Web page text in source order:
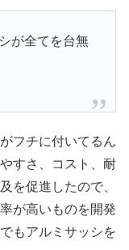
が全てを台無
フチに付いてるん
すさ、コスト、耐
を促進したので、
が高いものを開発
もアルミサッシを